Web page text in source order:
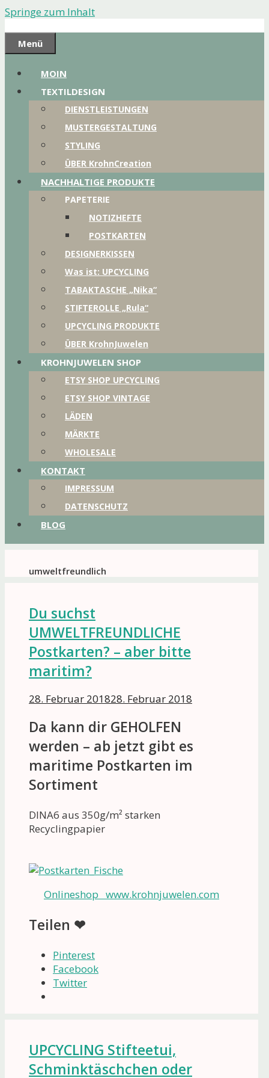
Springe zum Inhalt
Menü
MOIN
TEXTILDESIGN
DIENSTLEISTUNGEN
MUSTERGESTALTUNG
STYLING
ÜBER KrohnCreation
NACHHALTIGE PRODUKTE
PAPETERIE
NOTIZHEFTE
POSTKARTEN
DESIGNERKISSEN
Was ist: UPCYCLING
TABAKTASCHE „Nika“
STIFTEROLLE „Rula“
UPCYCLING PRODUKTE
ÜBER KrohnJuwelen
KROHNJUWELEN SHOP
ETSY SHOP UPCYCLING
ETSY SHOP VINTAGE
LÄDEN
MÄRKTE
WHOLESALE
KONTAKT
IMPRESSUM
DATENSCHUTZ
BLOG
umweltfreundlich
Du suchst
UMWELTFREUNDLICHE
Postkarten? – aber bitte
maritim?
28. Februar 201828. Februar 2018
Da kann dir GEHOLFEN
werden – ab jetzt gibt es
maritime Postkarten im
Sortiment
DINA6 aus 350g/m² starken
Recyclingpapier
Onlineshop www.krohnjuwelen.com
Teilen ❤
Pinterest
Facebook
Twitter
UPCYCLING Stifteetui,
Schminktäschchen oder